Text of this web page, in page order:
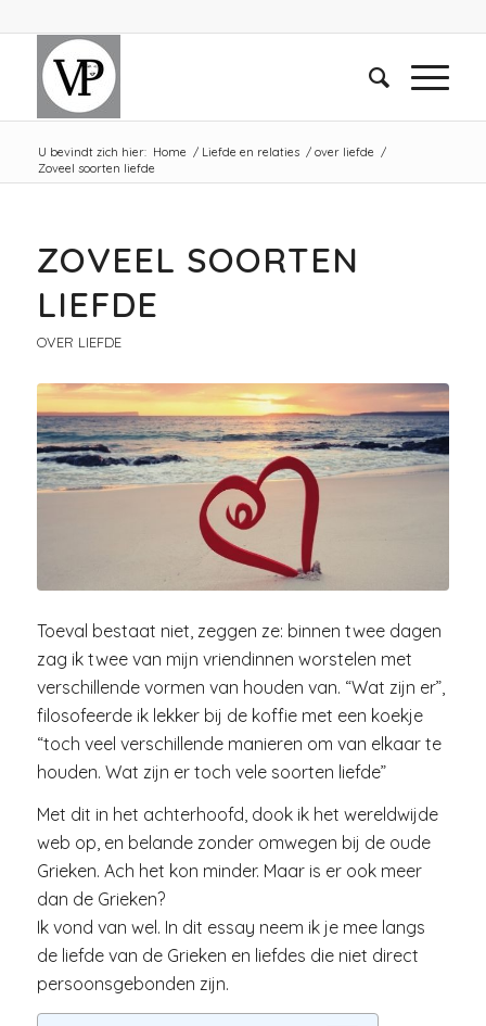
U bevindt zich hier: Home / Liefde en relaties / over liefde /
Zoveel soorten liefde
ZOVEEL SOORTEN
LIEFDE
OVER LIEFDE
Toeval bestaat niet, zeggen ze: binnen twee dagen
zag ik twee van mijn vriendinnen worstelen met
verschillende vormen van houden van. “Wat zijn er”,
filosofeerde ik lekker bij de koffie met een koekje
“toch veel verschillende manieren om van elkaar te
houden. Wat zijn er toch vele soorten liefde”
Met dit in het achterhoofd, dook ik het wereldwijde
web op, en belande zonder omwegen bij de oude
Grieken. Ach het kon minder. Maar is er ook meer
dan de Grieken?
Ik vond van wel. In dit essay neem ik je mee langs
de liefde van de Grieken en liefdes die niet direct
persoonsgebonden zijn.